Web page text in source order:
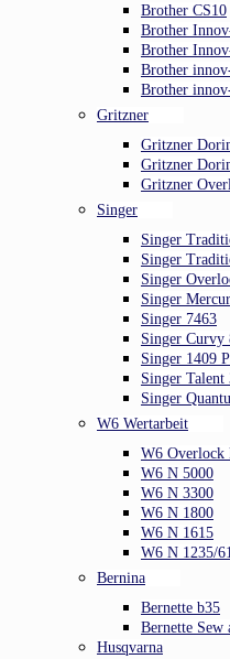
Brother CS10
Brother
Brother
Brother
Brother
Gritzner
Gritzner
Gritzner
Gritzner
Singer
Singer
Singer
Singer
Singer
Singer 7463
Singer Curvy
Singer 1409
Singer Talent
Singer
W6 Wertarbeit
W6 Overlock
W6 N 5000
W6 N 3300
W6 N 1800
W6 N 1615
W6 N 1235/
Bernina
Bernette b35
Bernette Sew
Husqvarna